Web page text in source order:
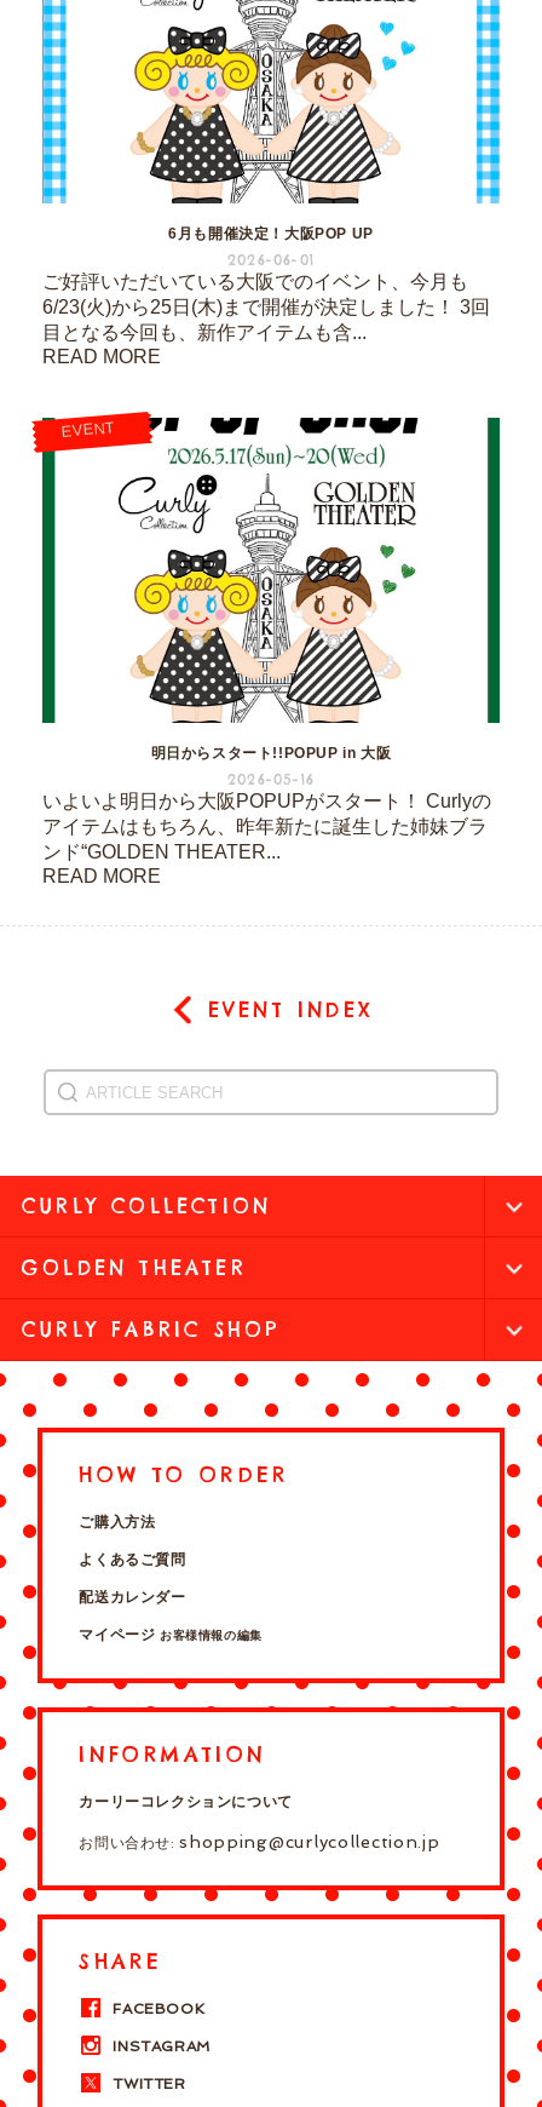
6月も開催決定！大阪POP UP
2026-06-01
ご好評いただいている大阪でのイベント、今月も
6/23(火)から25日(木)まで開催が決定しました！ 3回
目となる今回も、新作アイテムも含...
READ MORE
EVENT
明日からスタート!!POPUP in 大阪
2026-05-16
いよいよ明日から大阪POPUPがスタート！ Curlyの
アイテムはもちろん、昨年新たに誕生した姉妹ブラ
ンド“GOLDEN THEATER...
READ MORE
EVENT INDEX
CURLY COLLECTION
GOLDEN THEATER
CURLY FABRIC SHOP
HOW TO ORDER
ご購入方法
よくあるご質問
配送カレンダー
マイページ お客様情報の編集
INFORMATION
カーリーコレクションについて
お問い合わせ:shopping@curlycollection.jp
SHARE
FACEBOOK
INSTAGRAM
TWITTER